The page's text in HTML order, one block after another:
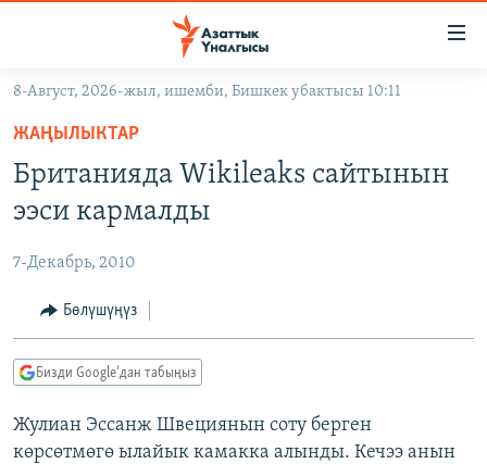
Навигацияга
өтүңүз
Издөөгө
салыңыз
ЭКОНОМИКА
МАДАНИЯТ
ДҮЙНӨ
БОРБОР АЗИЯ
АТАЙЫН ИЛИКТӨӨ
ТВ ПРОГРАММАЛАР
ЭКСПЕРТТЕР ТАЛДАЙТ
БИЗ ЖАНА ДҮЙНӨ
ӨЗГӨЧӨ ПИКИР
Русский
8-Август, 2026-жыл, ишемби, Бишкек убактысы 10:11
ЖАҢЫЛЫКТАР
Британияда Wikileaks сайтынын
ээси кармалды
7-Декабрь, 2010
Бөлүшүңүз
Бизди Google'дан табыңыз
Жулиан Эссанж Швециянын соту берген
көрсөтмөгө ылайык камакка алынды. Кечээ анын